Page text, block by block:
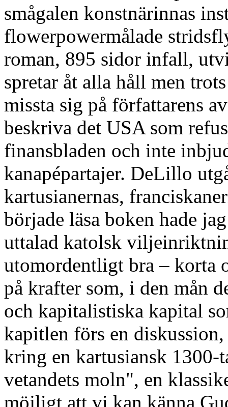
smågalen konstnärinnas
flowerpowermålade
roman, 895 sidor infall,
spretar åt alla håll men
missta sig på författarens
beskriva det USA som
finansbladen och inte
kanapépartajer. DeLillo
kartusianernas,
började läsa boken hade
uttalad katolsk
utomordentligt bra – korta
på krafter som, i den mån
och kapitalistiska kapital
kapitlen förs en
kring en kartusiansk 1300-
vetandets moln", en
möjligt att vi kan känna